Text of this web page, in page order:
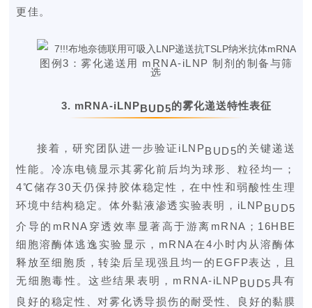
更佳。
图例3：雾化递送用 mRNA-iLNP 制剂的制备与筛
选
3. mRNA-iLNPBUD5的雾化递送特性表征
接着，研究团队进一步验证iLNPBUD5的关键递送
性能。 冷冻电镜 显示其雾化前后均为球形、粒径均一；
4℃储存30天仍保持胶体稳定性，在中性和弱酸性生理
环境中结构稳定。体外黏液渗透实验表明，iLNPBUD5
介导的mRNA穿透效率显著高于游离mRNA；16HBE
细胞溶酶体逃逸实验 显示，mRNA在4小时内从溶酶体
释放至细胞质，转染后呈现强且均一的EGFP表达，且
无细胞毒性。这些结果表明，mRNA-iLNPBUD5具有
良好的稳定性、对雾化诱导损伤的耐受性、良好的黏膜